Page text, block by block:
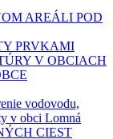
AREÁLI POD
PRVKAMI
V OBCIACH
vodovodu,
v obci Lomná
CIEST